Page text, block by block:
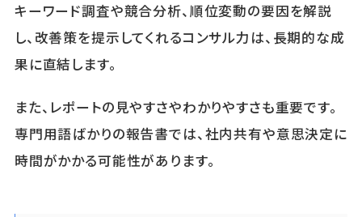
キーワード調査や競合分析、順位変動の要因を解説
し、改善策を提示してくれるコンサル力は、長期的な成
果に直結します。
また、レポートの見やすさやわかりやすさも重要です。
専門用語ばかりの報告書では、社内共有や意思決定に
時間がかかる可能性があります。